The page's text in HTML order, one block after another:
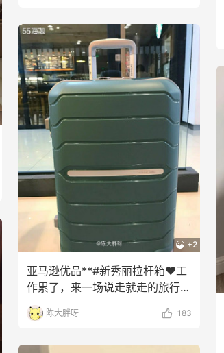
+2
亚马逊优品**#新秀丽拉杆箱❤️工
作累了，来一场说走就走的旅行
吧。世界那么大，总
陈大胖呀 183